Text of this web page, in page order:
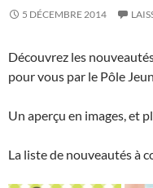
5 DÉCEMBRE 2014
Découvrez les
pour vous par le Pôle
Un aperçu en images, et
La liste de nouveautés à